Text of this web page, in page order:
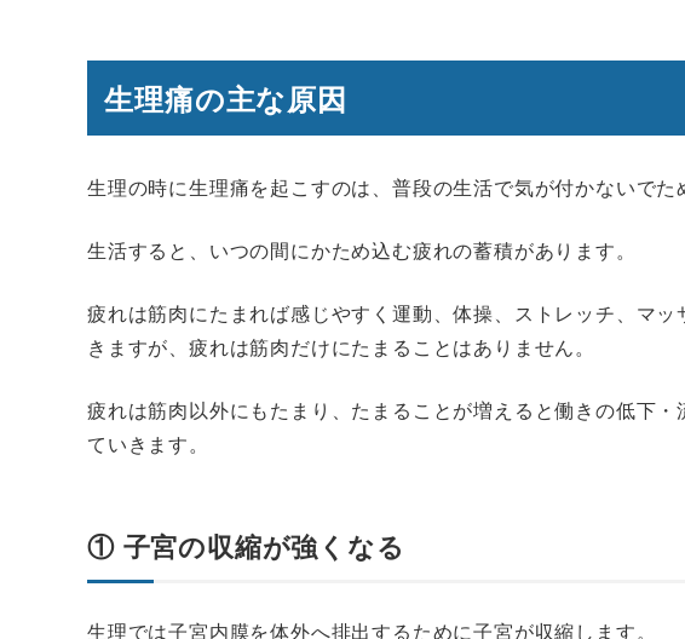
生理痛の主な原因
生理の時に生理痛を起こすのは、普段の生活で気が付かないでた
生活すると、いつの間にかため込む疲れの蓄積があります。
疲れは筋肉にたまれば感じやすく運動、体操、ストレッチ、マ
きますが、疲れは筋肉だけにたまることはありません。
疲れは筋肉以外にもたまり、たまることが増えると働きの低下
ていきます。
① 子宮の収縮が強くなる
生理では子宮内膜を体外へ排出するために子宮が収縮します。